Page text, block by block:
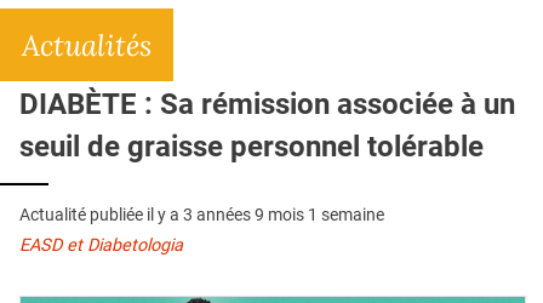
CONTACT
Actualités
DIABÈTE : Sa rémission associée à un
seuil de graisse personnel tolérable
Actualité publiée il y a 3 années 9 mois 1 semaine
EASD et Diabetologia